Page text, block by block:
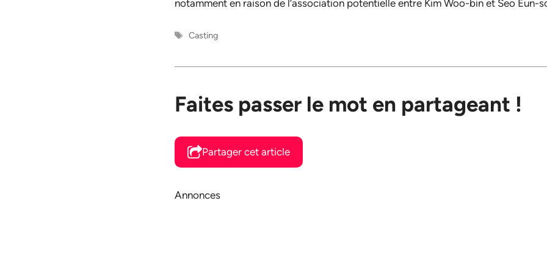
notamment en raison de l’association potentielle entre Kim Woo-bin et Seo Eun-
Étiquettes
Casting
Faites passer le mot en partageant !
Partager cet article
Annonces